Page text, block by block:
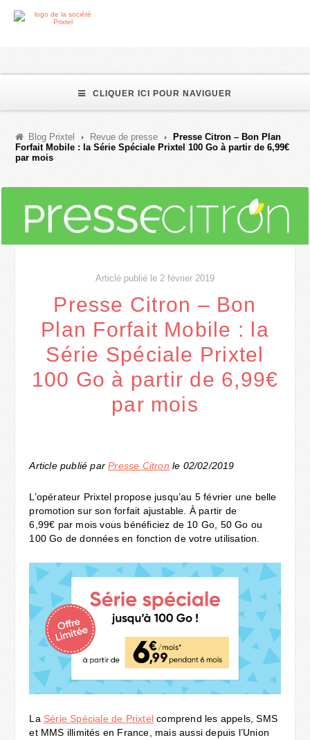
CLIQUER ICI POUR NAVIGUER
Blog Prixtel Revue de presse
Presse Citron – Bon Plan
Forfait Mobile : la Série Spéciale Prixtel 100 Go à partir de 6,99€
par mois
Articlé publié le 2 février 2019
Presse Citron – Bon
Plan Forfait Mobile : la
Série Spéciale Prixtel
100 Go à partir de 6,99€
par mois
Article publié parPresse Citron le 02/02/2019
L’opérateur Prixtel propose jusqu’au 5 février une belle
promotion sur son forfait ajustable. À partir de
6,99€ par mois vous bénéficiez de 10 Go, 50 Go ou
100 Go de données en fonction de votre utilisation.
La Série Spéciale de Prixtel comprend les appels, SMS
et MMS illimités en France, mais aussi depuis l’Union